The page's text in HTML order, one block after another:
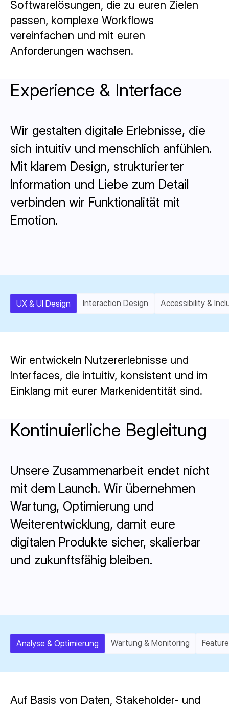
Softwarelösungen, die zu euren Zielen
passen, komplexe Workflows
vereinfachen und mit euren
Anforderungen wachsen.
Experience & Interface
Wir gestalten digitale Erlebnisse, die
sich intuitiv und menschlich anfühlen.
Mit klarem Design, strukturierter
Information und Liebe zum Detail
verbinden wir Funktionalität mit
Emotion.
UX & UI Design Interaction Design Accessibility &
Wir entwickeln Nutzererlebnisse und
Interfaces, die intuitiv, konsistent und im
Einklang mit eurer Markenidentität sind.
Kontinuierliche Begleitung
Unsere Zusammenarbeit endet nicht
mit dem Launch. Wir übernehmen
Wartung, Optimierung und
Weiterentwicklung, damit eure
digitalen Produkte sicher, skalierbar
und zukunftsfähig bleiben.
Analyse & Optimierung Wartung & Monitoring
Auf Basis von Daten, Stakeholder- und